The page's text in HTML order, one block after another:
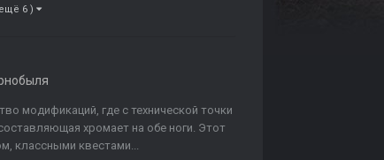
6 )
модификаций, где с технической точки
хромает на обе ноги. Этот
классными квестами...